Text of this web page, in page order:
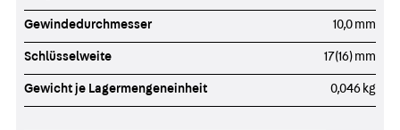
Gewindedurchmesser 10,0 mm
Schlüsselweite 17(16) mm
Gewicht je Lagermengeneinheit 0,046 kg